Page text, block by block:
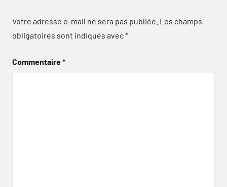
Votre adresse e-mail ne sera pas publiée. Les champs
obligatoires sont indiqués avec*
Commentaire*